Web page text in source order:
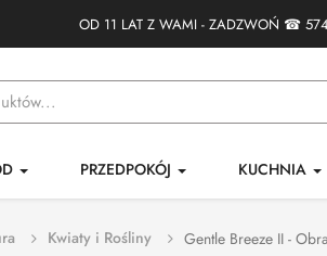
OD 11 LAT Z WAMI - ZADZWOŃ ☎
PRZEDPOKÓJ KUCHNIA
Kwiaty i Rośliny Gentle Breeze II -